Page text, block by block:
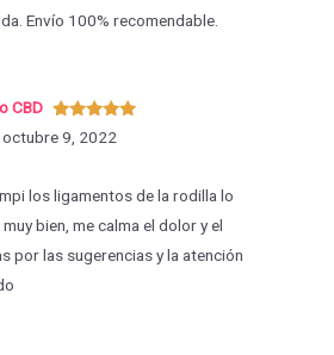
Envío 100% recomendable.
Valorado
con5de 5
CBD
octubre 9, 2022
los ligamentos de la rodilla lo
bien, me calma el dolor y el
por las sugerencias y la atención